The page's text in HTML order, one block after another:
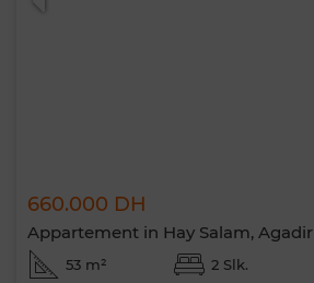
660.000 DH
Appartement in Hay Salam, Agadir
53 m² 2 Slk.